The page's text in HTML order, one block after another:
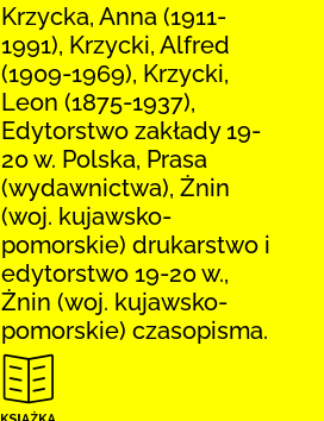
Krzycka, Anna (1911-
1991), Krzycki, Alfred
(1909-1969), Krzycki,
Leon (1875-1937),
Edytorstwo zakłady 19-
20 w. Polska, Prasa
(wydawnictwa), Żnin
(woj. kujawsko-
pomorskie) drukarstwo i
edytorstwo 19-20 w.,
Żnin (woj. kujawsko-
pomorskie) czasopisma.